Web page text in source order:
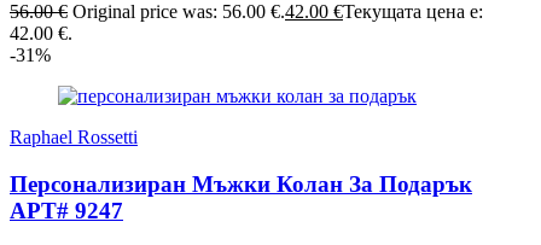
56.00€ Original price was: 56.00 €.42.00 €Текущата цена е:
42.00 €.
-31%
Raphael Rossetti
Персонализиран Мъжки Колан За Подарък
АРТ# 9247